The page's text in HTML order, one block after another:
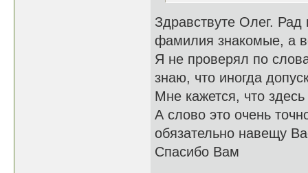
Здравствуте Олег.
фамилия знакомые, а
Я не проверял по
знаю, что иногда
Мне кажется, что
А слово это очень
обязательно навещу
Спасибо Вам